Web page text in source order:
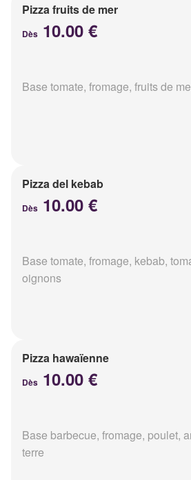
Pizza fruits de mer
Dès 10.00 €
Base tomate, fromage, fruits de
Pizza del kebab
Dès 10.00 €
Base tomate, fromage, kebab,
oignons
Pizza hawaïenne
Dès 10.00 €
Base barbecue, fromage, poulet,
terre